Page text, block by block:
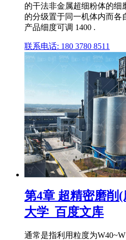
的干法非金属超细粉体的细
的分级置于同一机体内而各
产品细度可调 1400 .
联系电话: 180 3780 8511
第4章 超精密磨削
大学_百度文库
通常是指利用粒度为